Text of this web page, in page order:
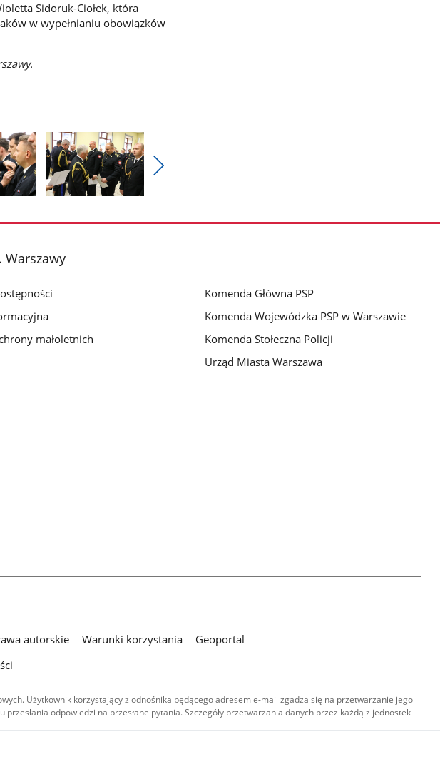
Sidoruk-Ciołek, która
w wypełnianiu obowiązków
galerii.
Warszawy
małoletnich
Komenda Główna PSP
Komenda Wojewódzka PSP w Warszawie
Komenda Stołeczna Policji
Urząd Miasta Warszawa
autorskie Warunki korzystania
Geoportal
Użytkownik korzystający z odnośnika będącego adresem e-mail zgadza się na przetwarzanie jego
odpowiedzi na przesłane pytania. Szczegóły przetwarzania danych przez każdą z jednostek
są
- na tych samych